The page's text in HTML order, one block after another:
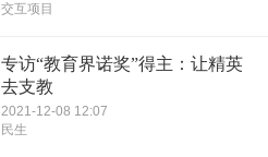
交互项目
专访“教育界诺奖”得主：让精英
去支教
2021-12-08 12:07
民生